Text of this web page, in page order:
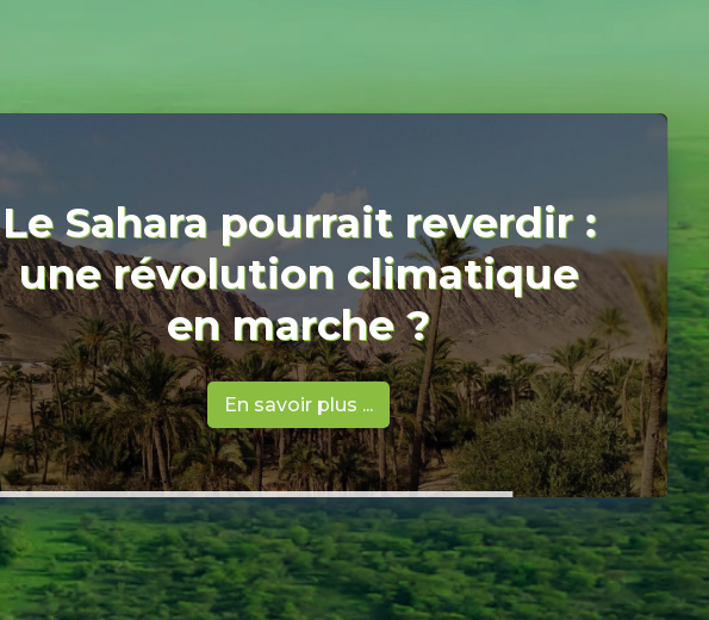
Le Sahara pourrait reverdir :
une révolution climatique
en marche ?
En savoir plus ...